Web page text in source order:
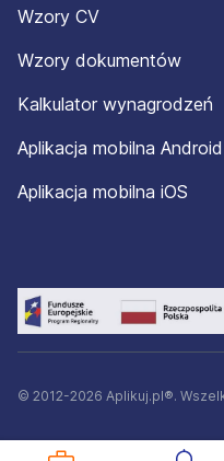
Wzory CV
Wzory dokumentów
Kalkulator wynagrodzeń
Aplikacja mobilna Android
Aplikacja mobilna iOS
© 2012-2026 Aplikuj.pl®.